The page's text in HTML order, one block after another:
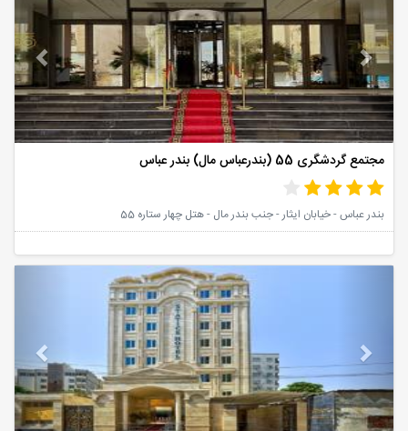
مجتمع گردشگری 55 (بندرعباس مال) بندر عباس
بندر عباس - خیابان ایثار - جنب بندر مال - هتل چهار ستاره 55